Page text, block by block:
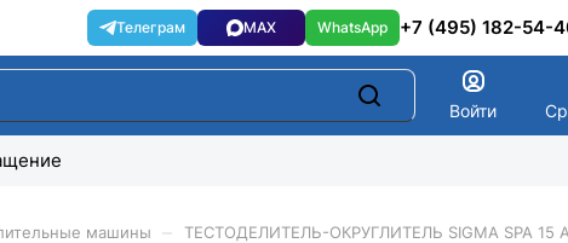
+7 (495) 182-54-
Войти
машины ТЕСТОДЕЛИТЕЛЬ-ОКРУГЛИТЕЛЬ SIGMA SPA 15